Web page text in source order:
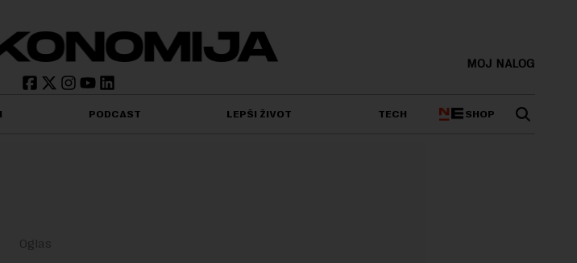
MOJ NALOG
PODCAST LEPŠI ŽIVOT TECH SHOP